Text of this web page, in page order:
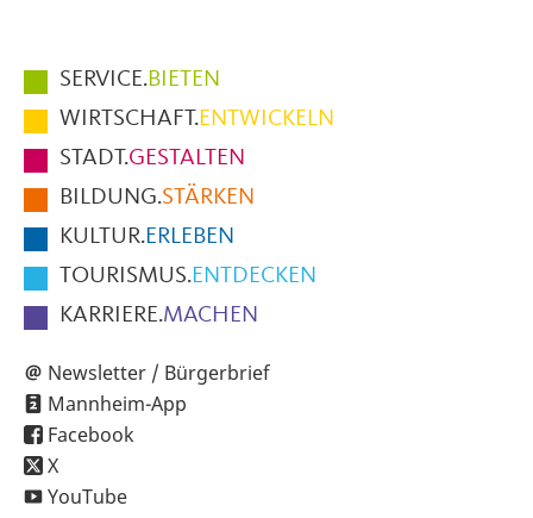
Hauptmenüpunkte
im
Fußbereich
der
Seite
SERVICE.BIETEN
WIRTSCHAFT.ENTWICKELN
STADT.GESTALTEN
BILDUNG.STÄRKEN
KULTUR.ERLEBEN
TOURISMUS.ENTDECKEN
KARRIERE.MACHEN
Newsletter / Bürgerbrief
Mannheim-App
Facebook
X
YouTube